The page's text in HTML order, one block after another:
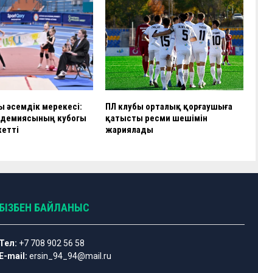
әсемдік мерекесі:
кубогы
ҚПЛ клубы орталық қорғаушыға
қатысты ресми шешімін
жариялады
БІЗБЕН БАЙЛАНЫС
Тел: +7 708 902 56 58
E-mail: ersin_94_94@mail.ru